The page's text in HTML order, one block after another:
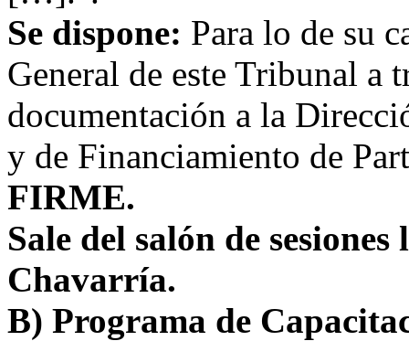
Se dispone: Para lo de su
General de este Tribunal a
documentación a la
y de Financiamiento de
FIRME.
Sale del salón de
Chavarría.
B) Programa de